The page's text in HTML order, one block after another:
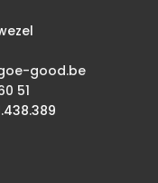
good.be
51